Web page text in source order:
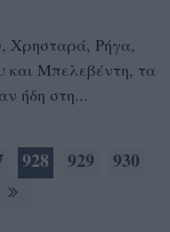
Χρησταρά, Ρήγα,
και Μπελεβέντη, τα
ήδη στη...
928 929
930